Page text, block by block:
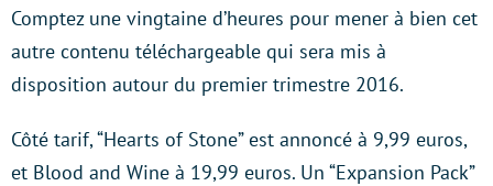
Comptez une vingtaine d’heures pour mener à bien cet
autre contenu téléchargeable qui sera mis à
disposition autour du premier trimestre 2016.
Côté tarif, “Hearts of Stone” est annoncé à 9,99 euros,
et Blood and Wine à 19,99 euros. Un “Expansion Pack”